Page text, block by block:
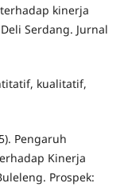
kinerja
Serdang. Jurnal
kualitatif,
Pengaruh
Kinerja
Prospek: